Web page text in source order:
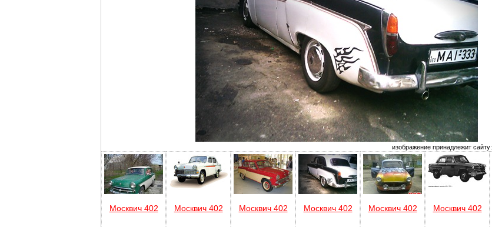
изображение принадлежит сайту:
Москвич 402 Москвич 402 Москвич 402 Москвич 402 Москвич 402 Москвич 402